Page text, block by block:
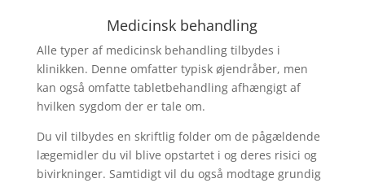
Medicinsk behandling
Alle typer af medicinsk behandling tilbydes i
klinikken. Denne omfatter typisk øjendråber, men
kan også omfatte tabletbehandling afhængigt af
hvilken sygdom der er tale om.
Du vil tilbydes en skriftlig folder om de pågældende
lægemidler du vil blive opstartet i og deres risici og
bivirkninger. Samtidigt vil du også modtage grundig